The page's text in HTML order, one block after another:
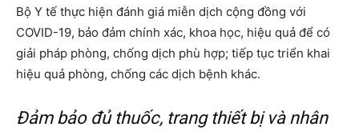
Bộ Y tế thực hiện đánh giá miễn dịch cộng đồng với
COVID-19, bảo đảm chính xác, khoa học, hiệu quả để có
giải pháp phòng, chống dịch phù hợp; tiếp tục triển khai
hiệu quả phòng, chống các dịch bệnh khác.
Đảm bảo đủ thuốc, trang thiết bị và nhân